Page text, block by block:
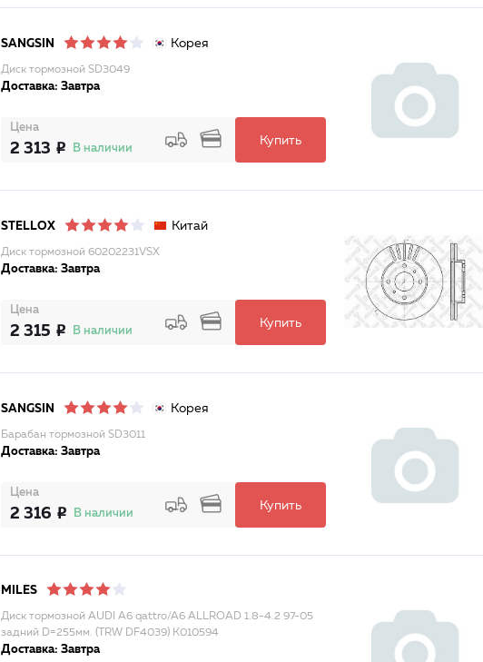
SANGSIN Корея
Диск тормозной SD3049
Доставка: Завтра
Цена
2 313 В наличии
Купить
STELLOX Китай
Диск тормозной 60202231VSX
Доставка: Завтра
Цена
2 315 В наличии
Купить
SANGSIN Корея
Барабан тормозной SD3011
Доставка: Завтра
Цена
2 316 В наличии
Купить
MILES
Диск тормозной AUDI A6 qattro/A6 ALLROAD 1.8-4.2 97-05
задний D=255мм. (TRW DF4039) K010594
Доставка: Завтра